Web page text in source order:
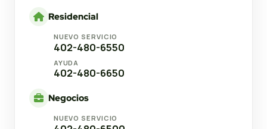
Residencial
NUEVO SERVICIO
402-480-6550
AYUDA
402-480-6650
Negocios
NUEVO SERVICIO